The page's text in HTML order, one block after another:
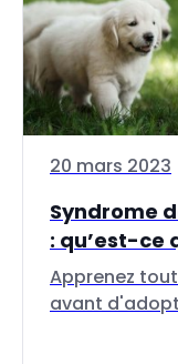
20 mars 2023
Syndrome
: qu’est-ce
Apprenez
avant